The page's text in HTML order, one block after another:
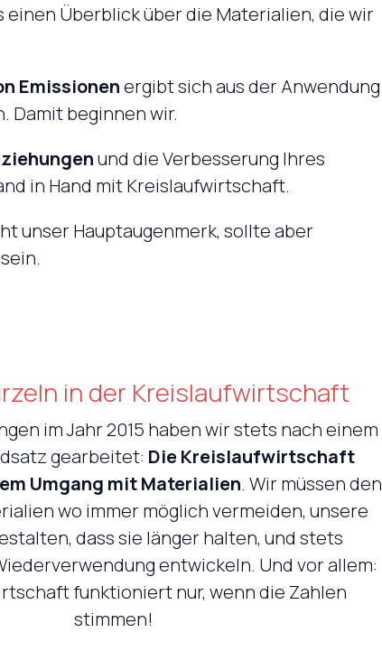
einen Überblick über die Materialien, die wir
Emissionenergibt sich aus der Anwendung
Damit beginnen wir.
und die Verbesserung Ihres
in Hand mit Kreislaufwirtschaft.
unser Hauptaugenmerk, sollte aber
in der Kreislaufwirtschaft
im Jahr 2015 haben wir stets nach einem
gearbeitet: Die Kreislaufwirtschaft
Umgang mit Materialien. Wir müssen den
wo immer möglich vermeiden, unsere
dass sie länger halten, und stets
entwickeln. Und vor allem:
funktioniert nur, wenn die Zahlen
stimmen!